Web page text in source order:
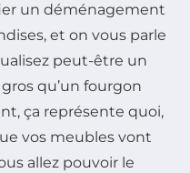
un déménagement
et on vous parle
peut-être un
qu’un fourgon
ça représente quoi,
vos meubles vont
allez pouvoir le